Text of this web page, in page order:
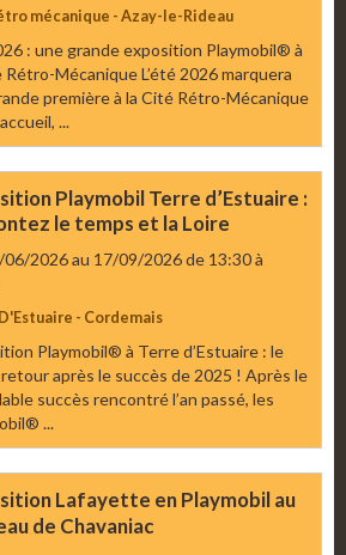
mécanique - Azay-le-Rideau
: une grande exposition Playmobil® à
Rétro-Mécanique L’été 2026 marquera
première à la Cité Rétro-Mécanique
...
Playmobil Terre d’Estuaire :
le temps et la Loire
06/2026au 17/09/2026de 13:30à
- Cordemais
Playmobil® à Terre d’Estuaire : le
après le succès de 2025 ! Après le
succès rencontré l’an passé, les
...
Lafayette en Playmobil au
de Chavaniac